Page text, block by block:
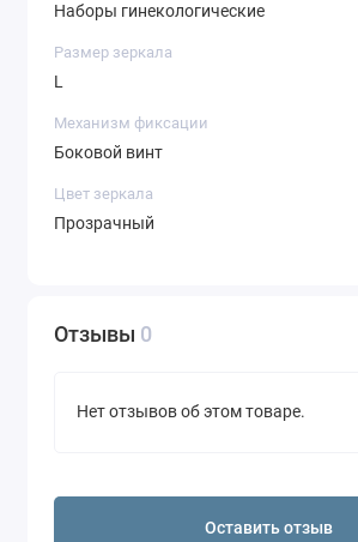
Наборы гинекологические
Размер зеркала
L
Механизм фиксации
Боковой винт
Цвет зеркала
Прозрачный
Отзывы 0
Нет отзывов об этом товаре.
Оставить отзыв